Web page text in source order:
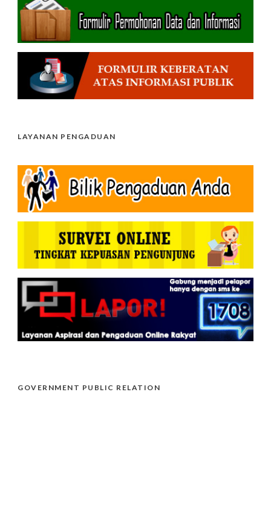
LAYANAN PENGADUAN
GOVERNMENT PUBLIC RELATION